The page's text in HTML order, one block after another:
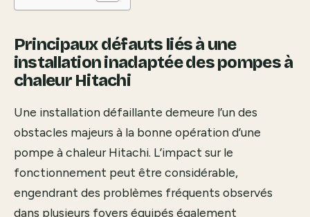
Principaux défauts liés à une
installation inadaptée des pompes à
chaleur Hitachi
Une installation défaillante demeure l’un des
obstacles majeurs à la bonne opération d’une
pompe à chaleur Hitachi. L’impact sur le
fonctionnement peut être considérable,
engendrant des problèmes fréquents observés
dans plusieurs foyers équipés également